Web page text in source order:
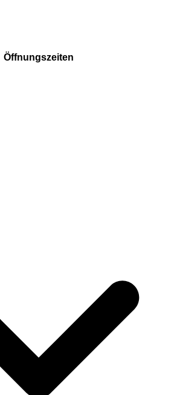
Öffnungszeiten